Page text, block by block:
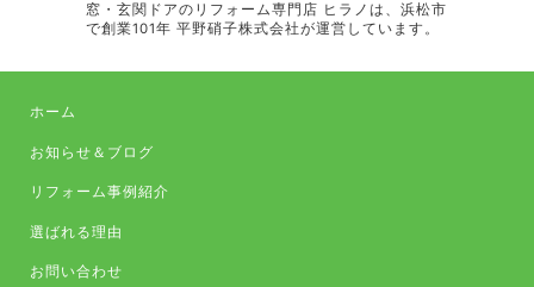
窓・玄関ドアのリフォーム専門店 ヒラノは、浜松市
で創業101年 平野硝子株式会社が運営しています。
ホーム
お知らせ＆ブログ
リフォーム事例紹介
選ばれる理由
お問い合わせ